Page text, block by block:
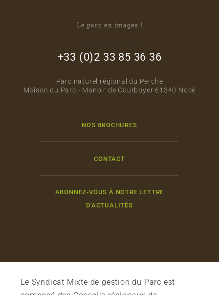
Le parc en images !
+33 (0)2 33 85 36 36
Parc naturel régional du Perche
Maison du Parc - Manoir de Courboyer 61340 Nocé
NOS BROCHURES
CONTACT
ABONNEZ-VOUS À NOTRE LETTRE
D'ACTUALITÉS
Le Syndicat Mixte de gestion du Parc est